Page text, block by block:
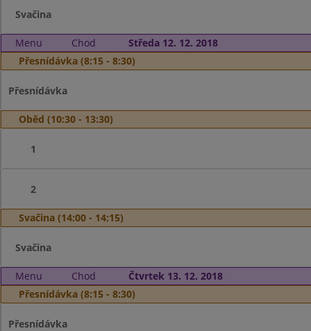
Svačina
Menu Chod
Středa 12. 12. 2018
Přesnídávka (8:15 - 8:30)
Přesnídávka
Oběd (10:30 - 13:30)
1
2
Svačina (14:00 - 14:15)
Svačina
Menu Chod
Čtvrtek 13. 12. 2018
Přesnídávka (8:15 - 8:30)
Přesnídávka